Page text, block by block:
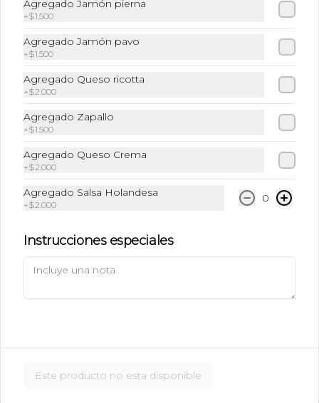
Ice Caramel Macchiatto
Shot Ristreto + Leche + Syrup + Hielo
Ice Caramel Macchiatto
Sin Azúcar
Shot de Ristreto + Leche + Syrup Sin
Azúcar  + Hielo
Leche + Hielo
$5.190
Agregado Jamón pierna
+$1.500
Agregado Jamón pavo
+$1.500
Agregado Queso ricotta
+$2.000
Agregado Zapallo
+$1.500
Agregado Queso Crema
+$2.000
Agregado Salsa Holandesa
+$2.000
0
Instrucciones especiales
Este producto no esta disponible